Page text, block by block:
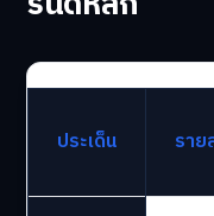
ประเด็น ราย